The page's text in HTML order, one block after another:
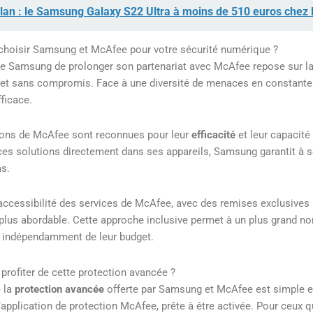
: le Samsung Galaxy S22 Ultra à moins de 510 euros chez
Samsung et McAfee pour votre sécurité numérique ?
Samsung de prolonger son partenariat avec McAfee repose sur
sans compromis. Face à une diversité de menaces en
de McAfee sont reconnues pour leur efficacitéet leur capacité
solutions directement dans ses appareils, Samsung garantit à
des services de McAfee, avec des remises
abordable. Cette approche inclusive permet à un plus grand
de leur budget.
de cette protection avancée ?
la protection avancéeofferte par Samsung et McAfee est simple
de protection McAfee, prête à être activée. Pour ceux